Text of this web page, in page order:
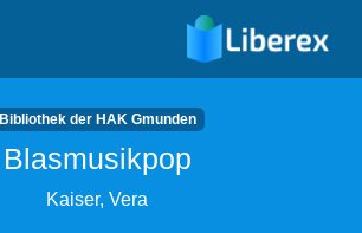
Bibliothek der HAK Gmunden
Blasmusikpop
Kaiser, Vera